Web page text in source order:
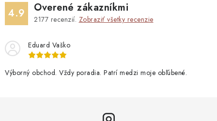
4.9 Overené zákazníkmi
2177 recenzií. Zobraziť všetky recenzie
Eduard Vaško
Výborný obchod. Vždy poradia. Patrí medzi moje obľúbené.